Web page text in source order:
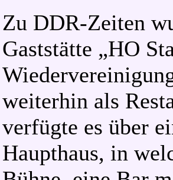
Zu DDR-Zeiten
Gaststätte „HO
weiterhin als
verfügte es über
Haupthaus, in